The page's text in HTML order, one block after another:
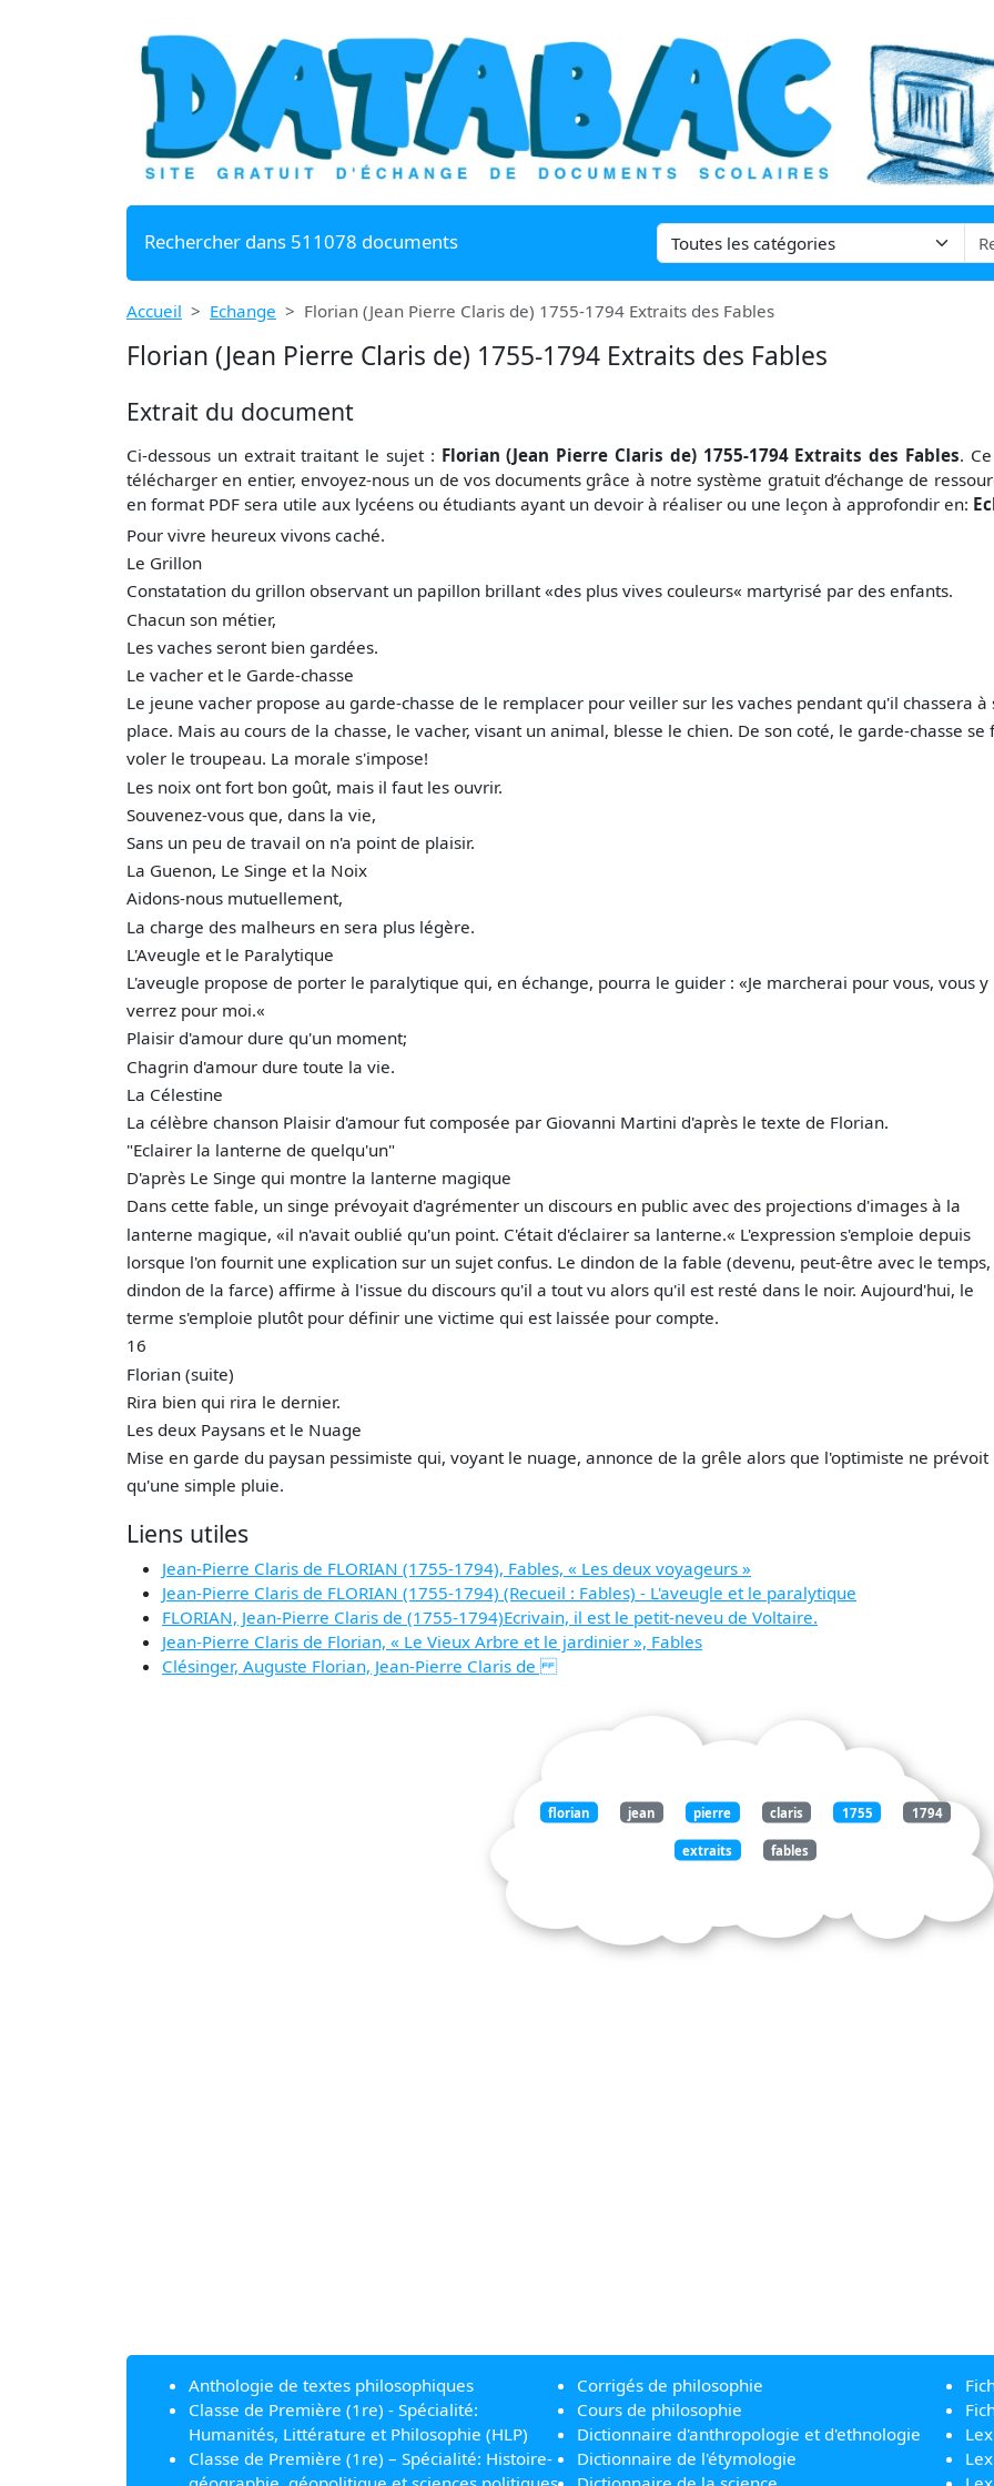
Rechercher dans 511078 documents
Accueil Echange Florian (Jean Pierre Claris de) 1755-1794 Extraits des Fables
Florian (Jean Pierre Claris de) 1755-1794 Extraits des Fables
Extrait du document
Ci-dessous un extrait traitant le sujet : Florian (Jean Pierre Claris de) 1755-1794 Extraits des Fables.
télécharger en entier, envoyez-nous un de vos documents grâce à notre système gratuit d’échange de
en format PDF sera utile aux lycéens ou étudiants ayant un devoir à réaliser ou une leçon à approfondir en:
Pour vivre heureux vivons caché.
Le Grillon
Constatation du grillon observant un papillon brillant «des plus vives couleurs« martyrisé par des enfants.
Chacun son métier,
Les vaches seront bien gardées.
Le vacher et le Garde-chasse
Le jeune vacher propose au garde-chasse de le remplacer pour veiller sur les vaches pendant qu'il chassera à
place. Mais au cours de la chasse, le vacher, visant un animal, blesse le chien. De son coté, le garde-chasse se
voler le troupeau. La morale s'impose!
Les noix ont fort bon goût, mais il faut les ouvrir.
Souvenez-vous que, dans la vie,
Sans un peu de travail on n'a point de plaisir.
La Guenon, Le Singe et la Noix
Aidons-nous mutuellement,
La charge des malheurs en sera plus légère.
L'Aveugle et le Paralytique
L'aveugle propose de porter le paralytique qui, en échange, pourra le guider : «Je marcherai pour vous, vous y
verrez pour moi.«
Plaisir d'amour dure qu'un moment;
Chagrin d'amour dure toute la vie.
La Célestine
La célèbre chanson Plaisir d'amour fut composée par Giovanni Martini d'après le texte de Florian.
"Eclairer la lanterne de quelqu'un"
D'après Le Singe qui montre la lanterne magique
Dans cette fable, un singe prévoyait d'agrémenter un discours en public avec des projections d'images à la
lanterne magique, «il n'avait oublié qu'un point. C'était d'éclairer sa lanterne.« L'expression s'emploie depuis
lorsque l'on fournit une explication sur un sujet confus. Le dindon de la fable (devenu, peut-être avec le
dindon de la farce) affirme à l'issue du discours qu'il a tout vu alors qu'il est resté dans le noir. Aujourd'hui, le
terme s'emploie plutôt pour définir une victime qui est laissée pour compte.
16
Florian (suite)
Rira bien qui rira le dernier.
Les deux Paysans et le Nuage
Mise en garde du paysan pessimiste qui, voyant le nuage, annonce de la grêle alors que l'optimiste ne prévoit
qu'une simple pluie.
Liens utiles
Jean-Pierre Claris de FLORIAN (1755-1794), Fables, « Les deux voyageurs »
Jean-Pierre Claris de FLORIAN (1755-1794) (Recueil : Fables) - L'aveugle et le paralytique
FLORIAN, Jean-Pierre Claris de (1755-1794)Ecrivain, il est le petit-neveu de Voltaire.
Jean-Pierre Claris de Florian, « Le Vieux Arbre et le jardinier », Fables
Clésinger, Auguste Florian, Jean-Pierre Claris de
florian jean pierre claris 1755 1794
extraits fables
Anthologie de textes philosophiques
Classe de Première (1re) - Spécialité:
Humanités, Littérature et Philosophie (HLP)
Classe de Première (1re) – Spécialité: Histoire-
Corrigés de philosophie
Cours de philosophie
Dictionnaire d'anthropologie et d'ethnologie
Dictionnaire de l'étymologie